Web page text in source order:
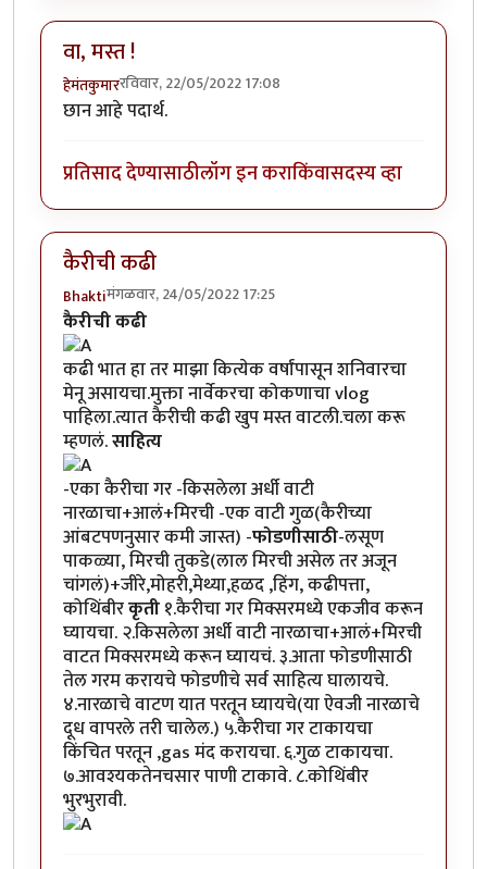
वा, मस्त !
हेमंतकुमाररविवार, 22/05/2022 17:08
छान आहे पदार्थ.
प्रतिसाद देण्यासाठीलॉग इन कराकिंवासदस्य व्हा
कैरीची कढी
Bhaktiमंगळवार, 24/05/2022 17:25
कैरीची कढी
कढी भात हा तर माझा कित्येक वर्षांपासून शनिवारचा
मेनू असायचा.मुक्ता नार्वेकर​चा कोकणाचा vlog
पाहिला.त्यात कैरीची कढी खुप मस्त वाटली.चला करू
म्हणलं.साहित्य
-एका कैरीचा गर -किसलेला अर्धी वाटी
नारळाचा+आलं+मिरची -एक वाटी गुळ(कैरीच्या​
आंबटपणनुसार कमी जास्त) -फोडणीसाठी-लसूण
पाकळ्या, मिरची तुकडे(लाल मिरची असेल तर अजून
चांगलं)+जीरे,मोहरी,मेथ्या,हळद ,हिंग, कढीपत्ता,
कोथिंबीरकृती१.कैरीचा गर मिक्सरमध्ये एकजीव करून
घ्यायचा. २.किसलेला अर्धी वाटी नारळाचा+आलं+मिरची
वाटत मिक्सरमध्ये करून घ्यायचं. ३.आता फोडणीसाठी
तेल गरम करायचे फोडणीचे सर्व साहित्य घालायचे.
४.नारळाचे वाटण यात परतून घ्यायचे(या ऐवजी नारळाचे
दूध वापरले तरी चालेल.) ५.कैरीचा गर टाकायचा
किंचित परतून ,gas मंद करायचा. ६.गुळ टाकायचा.
७.आवश्यकतेनचसार पाणी टाकावे. ८.कोथिंबीर
भुरभुरावी.